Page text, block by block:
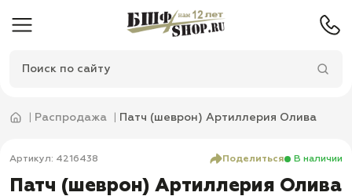
Распродажа Патч (шеврон) Артиллерия Олива
Артикул: 4216438 Поделиться В наличии
Патч (шеврон) Артиллерия Олива